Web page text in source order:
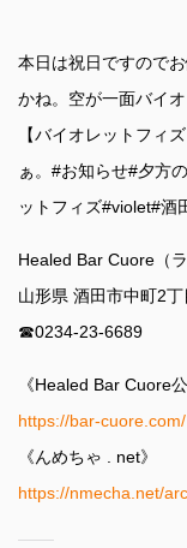
本日は祝日ですので
かね。空が一面バイ
【バイオレットフィ
ぁ。#お知らせ#夕方
ットフィズ#violet#酒
Healed Bar Cuore（
山形県 酒田市中町2
☎︎0234-23-6689
《Healed Bar Cuore
https://bar-cuore.com/
《んめちゃ . net》
https://nmecha.net/